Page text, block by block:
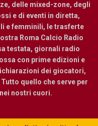
delle mixed-zone, degli
e di eventi in diretta,
e femminili, le trasferte
Roma Calcio Radio
testata, giornali radio
con prime edizioni e
dei giocatori,
quello che serve per
nostri cuori.